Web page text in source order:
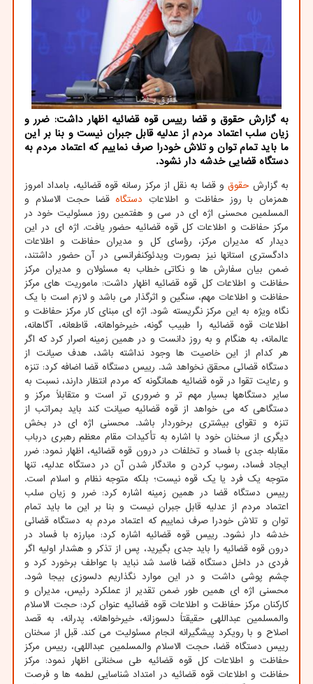
به گزارش حقوق و قضا رییس قوه قضائیه اظهار داشت: ضرر و
زیان سلب اعتماد مردم از عدلیه قابل جبران نیست و بنا بر این
ما باید تمام توان و تلاش خودرا صرف نماییم که اعتماد مردم به
دستگاه قضایی خدشه دار نشود.
به گزارش حقوقو قضا به نقل از مرکز رسانه قوه قضائیه، بامداد امروز
همزمان با روز حفاظت و اطلاعاتِ دستگاه قضا حجت الاسلام و
المسلمین محسنی اژه ای در سی و هفتمین روز مسئولیت خود در
مرکز حفاظت و اطلاعات کل قوه قضائیه حضور یافت. اژه ای در این
دیدار که مدیران مرکز، رؤسای کل و مدیران حفاظت و اطلاعات
دادگستری استانها نیز بصورت ویدئوکنفرانسی در آن حضور داشتند،
ضمن بیان سفارش ها و نکاتی خطاب به مسئولان و مدیران مرکز
حفاظت و اطلاعات کل قوه قضائیه اظهار داشت: ماموریت های مرکز
حفاظت و اطلاعات مهم، سنگین و اثرگذار می باشد و لازم است با یک
نگاه ویژه به این مرکز نگریسته شود. اژه ای مبنای کار مرکز حفاظت و
اطلاعات قوه قضائیه را طبیب گونه، خیرخواهانه، قاطعانه، آگاهانه،
عالمانه، به هنگام و به روز دانست و در همین زمینه اصرار کرد که اگر
هر کدام از این خاصیت ها وجود نداشته باشد، هدف صیانت از
دستگاه قضائی محقق نخواهد شد. رییس دستگاه قضا اضافه کرد: تنزه
و رعایت تقوا در قوه قضائیه همانگونه که مردم انتظار دارند، نسبت به
سایر دستگاهها بسیار مهم تر و ضروری تر است و متقابلاً مرکز و
دستگاهی که می خواهد از قوه قضائیه صیانت کند باید بمراتب از
تنزه و تقوای بیشتری برخوردار باشد. محسنی اژه ای در بخش
دیگری از سخنان خود با اشاره به تأکیدات مقام معظم رهبری درباب
مقابله جدی با فساد و تخلفات در درون قوه قضائیه، اظهار نمود: ضرر
ایجاد فساد، رسوب کردن و ماندگار شدن آن در دستگاه عدلیه، تنها
متوجه یک فرد یا یک قوه نیست؛ بلکه متوجه نظام و اسلام است.
رییس دستگاه قضا در همین زمینه اشاره کرد: ضرر و زیان سلب
اعتماد مردم از عدلیه قابل جبران نیست و بنا بر این ما باید تمام
توان و تلاش خودرا صرف نماییم که اعتماد مردم به دستگاه قضائی
خدشه دار نشود. رییس قوه قضائیه اشاره کرد: مبارزه با فساد در
درون قوه قضائیه را باید جدی بگیرید، پس از تذکر و هشدار اولیه اگر
فردی در داخل دستگاه قضا فاسد شد نباید با عواطف برخورد کرد و
چشم پوشی داشت و در این موارد نگذاریم دلسوزی بیجا شود.
محسنی اژه ای همین طور ضمن تقدیر از عملکرد رئیس، مدیران و
کارکنان مرکز حفاظت و اطلاعات قوه قضائیه عنوان کرد: حجت الاسلام
والمسلمین عبداللهی حقیقتاً دلسوزانه، خیرخواهانه، پدرانه، به قصد
اصلاح و با رویکرد پیشگیرانه انجام مسئولیت می کند. قبل از سخنان
رییس دستگاه قضا، حجت الاسلام والمسلمین عبداللهی، رییس مرکز
حفاظت و اطلاعات کل قوه قضائیه طی سخنانی اظهار نمود: مرکز
حفاظت و اطلاعات قوه قضائیه در امتداد شناسایی لطمه ها و فرصت